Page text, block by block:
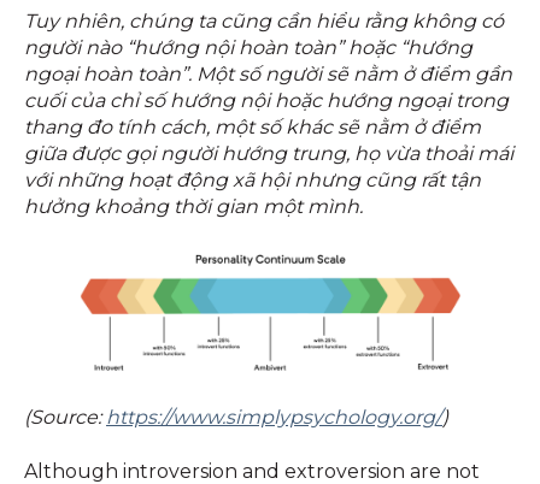
Tuy nhiên, chúng ta cũng cần hiểu rằng không có
người nào “hướng nội hoàn toàn” hoặc “hướng
ngoại hoàn toàn”. Một số người sẽ nằm ở điểm gần
cuối của chỉ số hướng nội hoặc hướng ngoại trong
thang đo tính cách, một số khác sẽ nằm ở điểm
giữa được gọi người hướng trung, họ vừa thoải mái
với những hoạt động xã hội nhưng cũng rất tận
hưởng khoảng thời gian một mình.
(Source:https://www.simplypsychology.org/)
Although introversion and extroversion are not